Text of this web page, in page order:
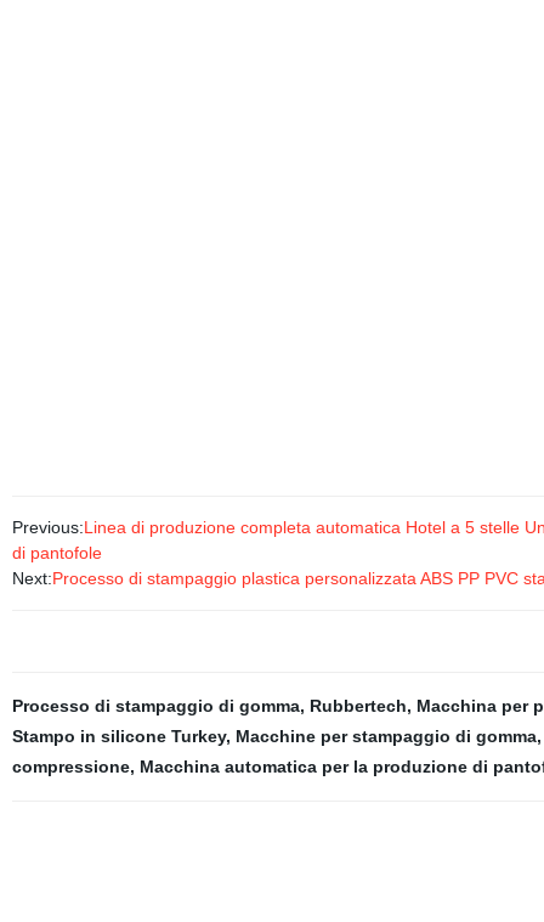
Previous:Linea di produzione completa automatica Hotel a 5 stelle
di pantofole
Next:Processo di stampaggio plastica personalizzata ABS PP PVC
Processo di stampaggio di gomma, Rubbertech, Macchina per
Stampo in silicone Turkey, Macchine per stampaggio di gomma
compressione, Macchina automatica per la produzione di